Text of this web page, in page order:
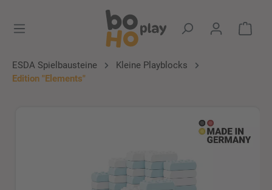
ESDA Spielbausteine
Kleine Playblocks
Edition "Elements"